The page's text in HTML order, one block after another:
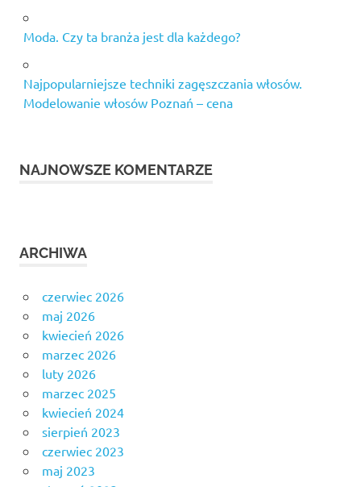
Moda. Czy ta branża jest dla każdego?
Najpopularniejsze techniki zagęszczania włosów.
Modelowanie włosów Poznań – cena
NAJNOWSZE KOMENTARZE
ARCHIWA
czerwiec 2026
maj 2026
kwiecień 2026
marzec 2026
luty 2026
marzec 2025
kwiecień 2024
sierpień 2023
czerwiec 2023
maj 2023